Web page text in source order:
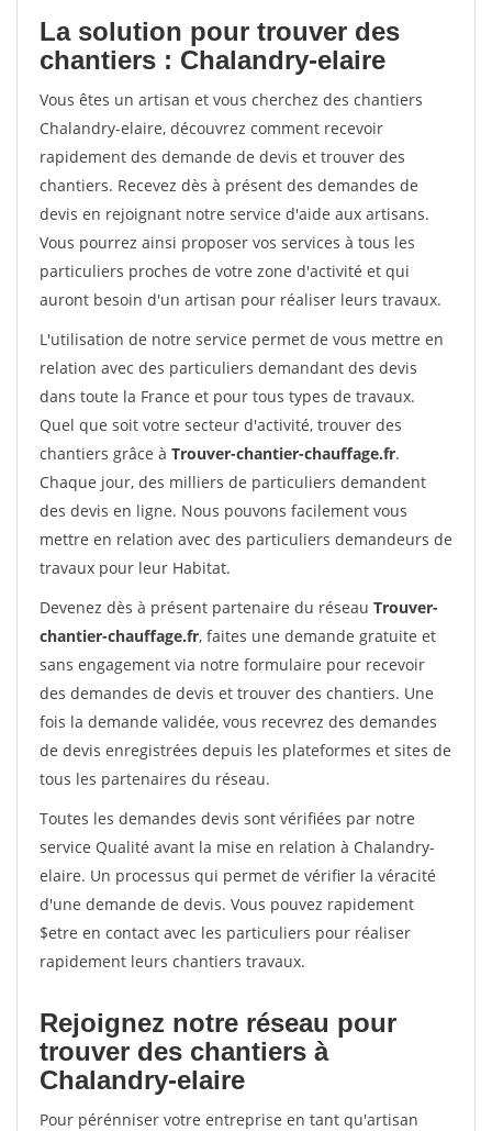
La solution pour trouver des
chantiers : Chalandry-elaire
Vous êtes un artisan et vous cherchez des chantiers
Chalandry-elaire, découvrez comment recevoir
rapidement des demande de devis et trouver des
chantiers. Recevez dès à présent des demandes de
devis en rejoignant notre service d'aide aux artisans.
Vous pourrez ainsi proposer vos services à tous les
particuliers proches de votre zone d'activité et qui
auront besoin d'un artisan pour réaliser leurs travaux.
L'utilisation de notre service permet de vous mettre en
relation avec des particuliers demandant des devis
dans toute la France et pour tous types de travaux.
Quel que soit votre secteur d'activité, trouver des
chantiers grâce à Trouver-chantier-chauffage.fr.
Chaque jour, des milliers de particuliers demandent
des devis en ligne. Nous pouvons facilement vous
mettre en relation avec des particuliers demandeurs de
travaux pour leur Habitat.
Devenez dès à présent partenaire du réseau Trouver-
chantier-chauffage.fr, faites une demande gratuite et
sans engagement via notre formulaire pour recevoir
des demandes de devis et trouver des chantiers. Une
fois la demande validée, vous recevrez des demandes
de devis enregistrées depuis les plateformes et sites de
tous les partenaires du réseau.
Toutes les demandes devis sont vérifiées par notre
service Qualité avant la mise en relation à Chalandry-
elaire. Un processus qui permet de vérifier la véracité
d'une demande de devis. Vous pouvez rapidement
$etre en contact avec les particuliers pour réaliser
rapidement leurs chantiers travaux.
Rejoignez notre réseau pour
trouver des chantiers à
Chalandry-elaire
Pour pérénniser votre entreprise en tant qu'artisan